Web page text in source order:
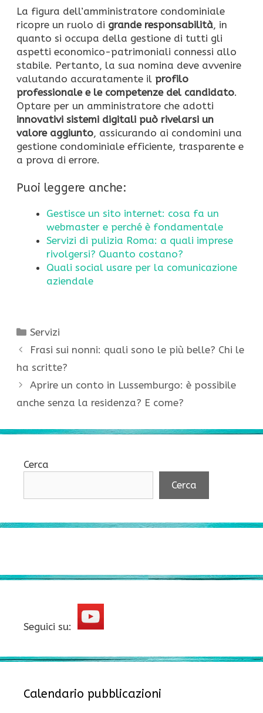
La figura dell’amministratore condominiale
ricopre un ruolo di grande responsabilità, in
quanto si occupa della gestione di tutti gli
aspetti economico-patrimoniali connessi allo
stabile. Pertanto, la sua nomina deve avvenire
valutando accuratamente il profilo
professionale e le competenze del candidato.
Optare per un amministratore che adotti
innovativi sistemi digitali può rivelarsi un
valore aggiunto, assicurando ai condomini una
gestione condominiale efficiente, trasparente e
a prova di errore.
Puoi leggere anche:
Gestisce un sito internet: cosa fa un
webmaster e perché è fondamentale
Servizi di pulizia Roma: a quali imprese
rivolgersi? Quanto costano?
Quali social usare per la comunicazione
aziendale
Categorie
Servizi
Frasi sui nonni: quali sono le più belle? Chi le
ha scritte?
Aprire un conto in Lussemburgo: è possibile
anche senza la residenza? E come?
Cerca
Cerca
Seguici su:
Calendario pubblicazioni